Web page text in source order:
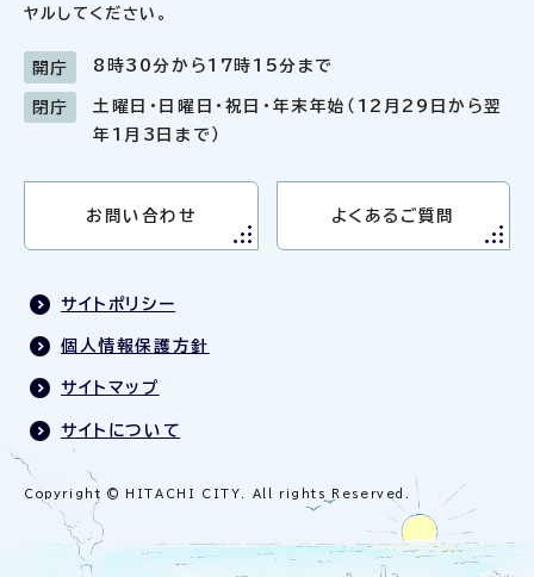
ヤルしてください。
開庁 8時30分から17時15分まで
閉庁
土曜日・日曜日・祝日・年末年始（12月29日から翌
年1月3日まで）
お問い合わせ よくあるご質問
サイトポリシー
個人情報保護方針
サイトマップ
サイトについて
Copyright © HITACHI CITY. All rights Reserved.